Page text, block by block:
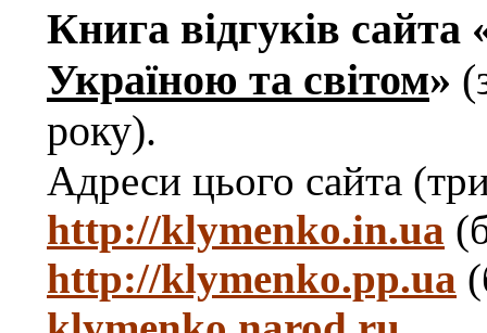
Книга відгуків сайта
Україною та світом»
року).
Адреси цього сайта
http://klymenko.in.ua
http://klymenko.pp.ua